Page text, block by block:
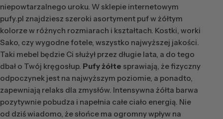
niepowtarzalnego uroku. W sklepie internetowym
pufy.pl znajdziesz szeroki asortyment puf w żółtym
kolorze w różnych rozmiarach i kształtach. Kostki, worki
Sako, czy wygodne fotele, wszystko najwyższej jakości.
Taki mebel będzie Ci służył przez długie lata, a do tego
dbał o Twój kręgosłup. Pufy żółte sprawiają, że fizyczny
odpoczynek jest na najwyższym poziomie, a ponadto,
zapewniają relaks dla zmysłów. Intensywna żółta barwa
pozytywnie pobudza i napełnia całe ciało energią. Nie
od dziś wiadomo, że słońce ma ogromny wpływ na